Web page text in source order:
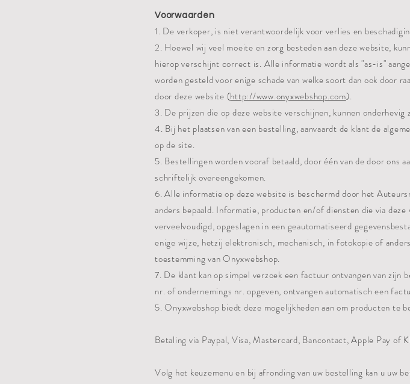
Voorwaarden
1. De verkoper, is niet verantwoordelijk voor verlies en
2. Hoewel wij veel moeite en zorg besteden aan deze website,
hierop verschijnt correct is. Alle informatie wordt als "as-is"
worden gesteld voor enige schade van welke soort dan ook door
door deze website (http://www.onyxwebshop.com).
3. De prijzen die op deze website verschijnen, kunnen
4. Bij het plaatsen van een bestelling, aanvaardt de klant de
op de site.
5. Bestellingen worden vooraf betaald, door één van de door ons
schriftelijk overeengekomen.
6. Alle informatie op deze website is beschermd door het
anders bepaald. Informatie, producten en/of diensten die via
verveelvoudigd, opgeslagen in een geautomatiseerd
enige wijze, hetzij elektronisch, mechanisch, in fotokopie of
toestemming van Onyxwebshop.
7. De klant kan op simpel verzoek een factuur ontvangen van zijn
nr. of ondernemings nr. opgeven, ontvangen automatisch een
5. Onyxwebshop biedt deze mogelijkheden aan om producten te
Betaling via Paypal, Visa, Mastercard, Bancontact, Apple Pay of
Volg het keuzemenu en bij afronding van uw bestelling kan u uw